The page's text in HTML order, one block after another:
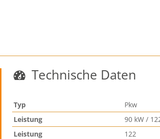
Technische Daten
Typ
Pkw
Leistung
90 kW /
Leistung
122